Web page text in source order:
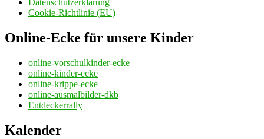
Datenschutzerklärung
Cookie-Richtlinie (EU)
Online-Ecke für unsere Kinder
online-vorschulkinder-ecke
online-kinder-ecke
online-krippe-ecke
online-ausmalbilder-dkb
Entdeckerrally
Kalender